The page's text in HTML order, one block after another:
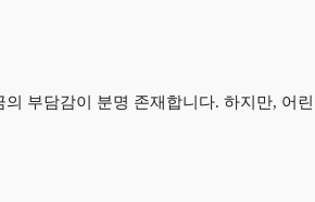
부담감이 분명 존재합니다. 하지만, 어